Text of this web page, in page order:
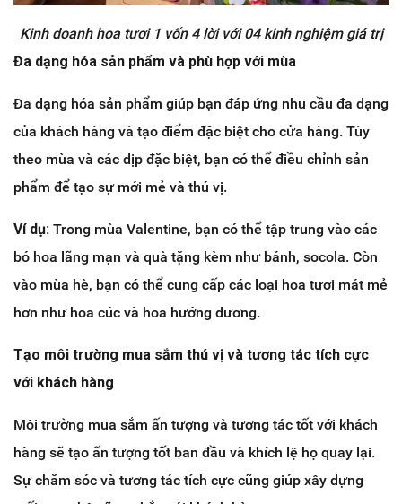
Kinh doanh hoa tươi 1 vốn 4 lời với 04 kinh nghiệm giá trị
Đa dạng hóa sản phẩm và phù hợp với mùa
Đa dạng hóa sản phẩm giúp bạn đáp ứng nhu cầu đa dạng
của khách hàng và tạo điểm đặc biệt cho cửa hàng. Tùy
theo mùa và các dịp đặc biệt, bạn có thể điều chỉnh sản
phẩm để tạo sự mới mẻ và thú vị.
Ví dụ: Trong mùa Valentine, bạn có thể tập trung vào các
bó hoa lãng mạn và quà tặng kèm như bánh, socola. Còn
vào mùa hè, bạn có thể cung cấp các loại hoa tươi mát mẻ
hơn như hoa cúc và hoa hướng dương.
Tạo môi trường mua sắm thú vị và tương tác tích cực
với khách hàng
Môi trường mua sắm ấn tượng và tương tác tốt với khách
hàng sẽ tạo ấn tượng tốt ban đầu và khích lệ họ quay lại.
Sự chăm sóc và tương tác tích cực cũng giúp xây dựng